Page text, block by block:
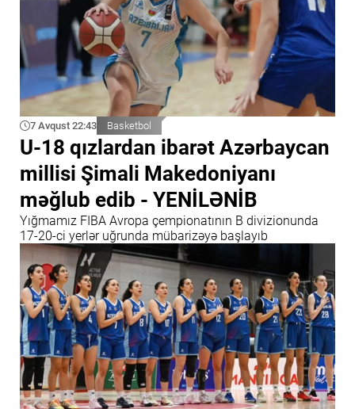
7 Avqust 22:43 Basketbol
U-18 qızlardan ibarət Azərbaycan
millisi Şimali Makedoniyanı
məğlub edib - YENİLƏNİB
Yığmamız FIBA Avropa çempionatının B divizionunda
17-20-ci yerlər uğrunda mübarizəyə başlayıb